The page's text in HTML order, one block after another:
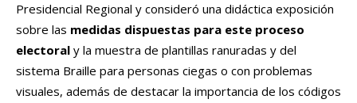
Presidencial Regional y consideró una didáctica exposición
sobre las medidas dispuestas para este proceso
electoral y la muestra de plantillas ranuradas y del
sistema Braille para personas ciegas o con problemas
visuales, además de destacar la importancia de los códigos